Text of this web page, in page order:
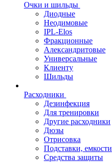
Очки и шильды
Диодные
Неодимовые
IPL-Elos
Фракционные
Александритовые
Универсальные
Клиенту
Шильды
Расходники
Дезинфекция
Для тренировки
Другие расходники
Дюзы
Отрисовка
Подставки, емкости
Средства защиты